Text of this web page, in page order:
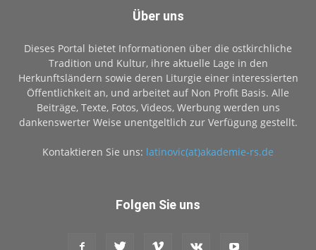
Über uns
Dieses Portal bietet Informationen über die ostkirchliche
Tradition und Kultur, ihre aktuelle Lage in den
Herkunftsländern sowie deren Liturgie einer interessierten
Öffentlichkeit an, und arbeitet auf Non Profit Basis. Alle
Beiträge, Texte, Fotos, Videos, Werbung werden uns
dankenswerter Weise unentgeltlich zur Verfügung gestellt.
Kontaktieren Sie uns: latinovic(at)akademie-rs.de
Folgen Sie uns